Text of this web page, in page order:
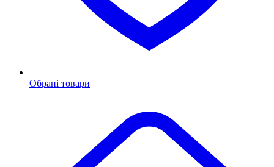
Обрані товари